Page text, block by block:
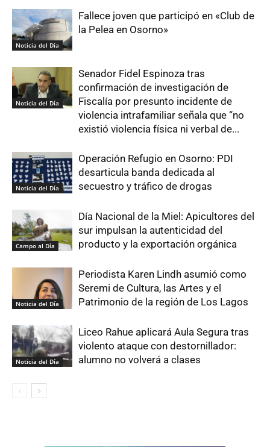
Noticia del Día
Fallece joven que participó en «Club de
la Pelea en Osorno»
Noticia del Día
Senador Fidel Espinoza tras
confirmación de investigación de
Fiscalía por presunto incidente de
violencia intrafamiliar señala que “no
existió violencia física ni verbal de...
Noticia del Día
Operación Refugio en Osorno: PDI
desarticula banda dedicada al
secuestro y tráfico de drogas
Campo al Día
Día Nacional de la Miel: Apicultores del
sur impulsan la autenticidad del
producto y la exportación orgánica
Noticia del Día
Periodista Karen Lindh asumió como
Seremi de Cultura, las Artes y el
Patrimonio de la región de Los Lagos
Noticia del Día
Liceo Rahue aplicará Aula Segura tras
violento ataque con destornillador:
alumno no volverá a clases